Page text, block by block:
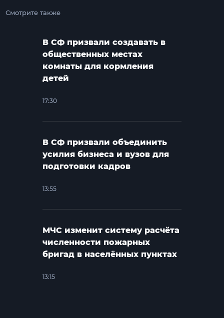
Смотрите также
В СФ призвали создавать в
общественных местах
комнаты для кормления
детей
17:30
В СФ призвали объединить
усилия бизнеса и вузов для
подготовки кадров
13:55
МЧС изменит систему расчёта
численности пожарных
бригад в населённых пунктах
13:15